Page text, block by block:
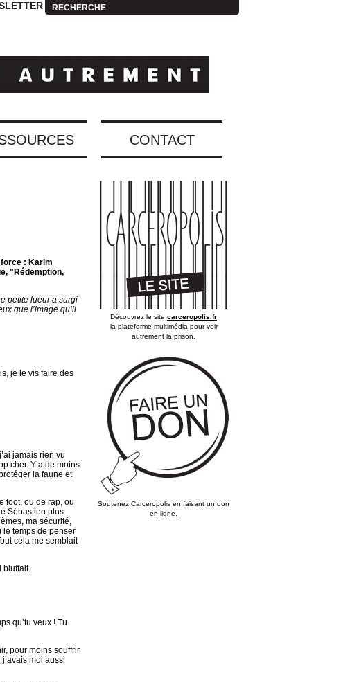
RECHERCHE
CONTACT
: Karim
"Rédemption,
petite lueur a surgi
que l’image qu’il
je le vis faire des
jamais rien vu
cher. Y’a de moins
la faune et
foot, ou de rap, ou
Sébastien plus
ma sécurité,
le temps de penser
cela me semblait
bluffait.
qu’tu veux ! Tu
pour moins souffrir
moi aussi
Découvrez le site carceropolis.fr
la plateforme multimédia pour voir
autrement la prison.
Soutenez Carceropolis en faisant un don
en ligne.